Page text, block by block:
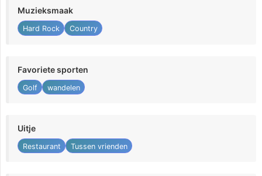
Muzieksmaak
Hard Rock Country
Favoriete sporten
Golf wandelen
Uitje
Restaurant Tussen vrienden